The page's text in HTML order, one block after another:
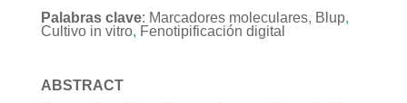
Palabras clave: Marcadores moleculares, Blup,
Cultivo in vitro, Fenotipificación digital
ABSTRACT